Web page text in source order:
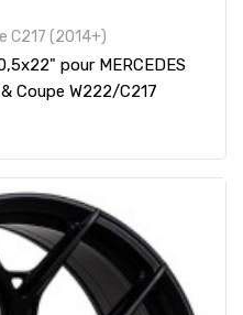
C217 (2014+)
pour MERCEDES
Coupe W222/C217